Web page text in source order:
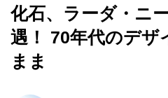
化石、ラーダ・ニ
遇！ 70年代のデザ
まま